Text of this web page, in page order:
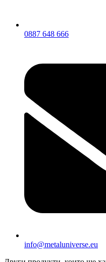
0887 648 666
info@metaluniverse.eu